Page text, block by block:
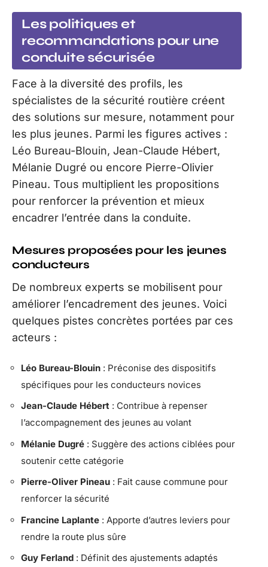
Les politiques et
recommandations pour une
conduite sécurisée
Face à la diversité des profils, les
spécialistes de la sécurité routière créent
des solutions sur mesure, notamment pour
les plus jeunes. Parmi les figures actives :
Léo Bureau-Blouin, Jean-Claude Hébert,
Mélanie Dugré ou encore Pierre-Olivier
Pineau. Tous multiplient les propositions
pour renforcer la prévention et mieux
encadrer l’entrée dans la conduite.
Mesures proposées pour les jeunes
conducteurs
De nombreux experts se mobilisent pour
améliorer l’encadrement des jeunes. Voici
quelques pistes concrètes portées par ces
acteurs :
Léo Bureau-Blouin : Préconise des dispositifs
spécifiques pour les conducteurs novices
Jean-Claude Hébert : Contribue à repenser
l’accompagnement des jeunes au volant
Mélanie Dugré : Suggère des actions ciblées pour
soutenir cette catégorie
Pierre-Oliver Pineau : Fait cause commune pour
renforcer la sécurité
Francine Laplante : Apporte d’autres leviers pour
rendre la route plus sûre
Guy Ferland : Définit des ajustements adaptés